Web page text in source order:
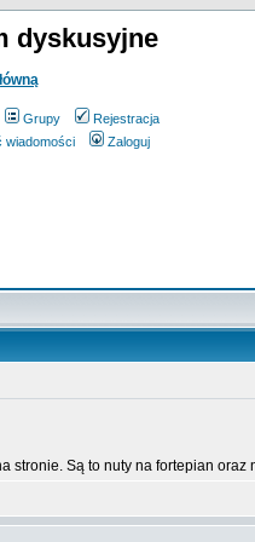
dyskusyjne
Grupy
Rejestracja
wiadomości Zaloguj
Są to nuty na fortepian